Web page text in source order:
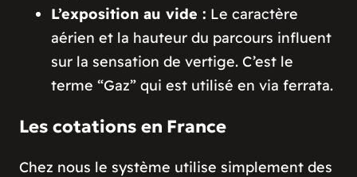
L’exposition au vide : Le caractère
aérien et la hauteur du parcours influent
sur la sensation de vertige. C’est le
terme “Gaz” qui est utilisé en via ferrata.
Les cotations en France
Chez nous le système utilise simplement des